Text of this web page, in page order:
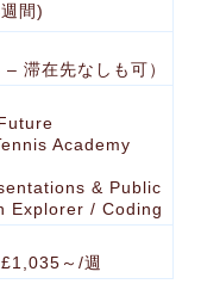
間)
滞在先なしも可）
Academy
& Public
Explorer / Coding
～/週